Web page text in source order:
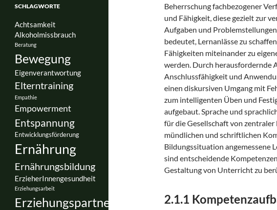
Beherrschung fachbezogener
und Fähigkeit, diese gezielt zur
Aufgaben und
bedeutet, Lernanlässe zu
Fähigkeiten miteinander zu
werden. Durch herausfordernde
Anschlussfähigkeit und
einen diskursiven Umgang mit
zum intelligenten Üben und
aufgebaut. Sprache und
für die Gesellschaft von
mündlichen und schriftlichen
Bildungssituation angemessene
sind entscheidende
Gestaltung von Unterricht zu
2.1.1
SCHLAGWORTE
Achtsamkeit
Alkoholmissbrauch
Beratung
Bewegung
Eigenverantwortung
Elterntraining
Empathie
Empowerment
Entspannung
Entwicklungsförderung
Ernährung
Ernährungsbildung
ErzieherInnengesundheit
Erziehungsarbeit
Erziehungspartnerschaft